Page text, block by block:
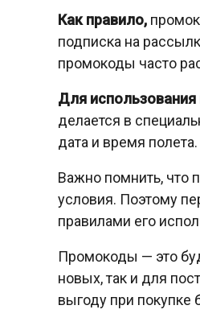
Как правило,
подписка на
промокоды часто
Для
делается в
дата и время полета.
Важно помнить, что
условия. Поэтому
правилами его
Промокоды — это
новых, так и для
выгоду при покупке